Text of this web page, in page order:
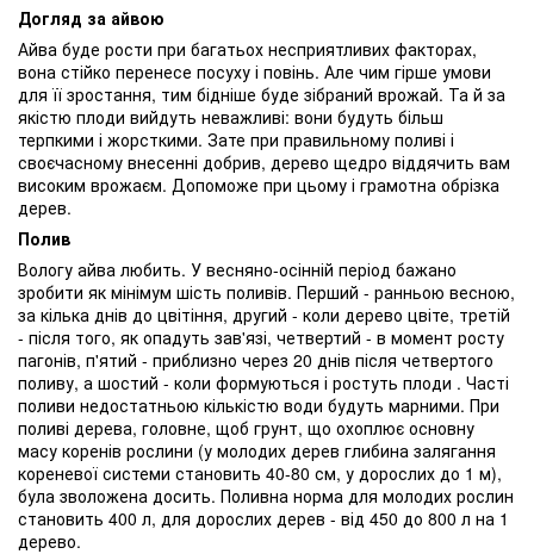
Догляд за айвою
Айва буде рости при багатьох несприятливих факторах,
вона стійко перенесе посуху і повінь. Але чим гірше умови
для її зростання, тим бідніше буде зібраний врожай. Та й за
якістю плоди вийдуть неважливі: вони будуть більш
терпкими і жорсткими. Зате при правильному поливі і
своєчасному внесенні добрив, дерево щедро віддячить вам
високим врожаєм. Допоможе при цьому і грамотна обрізка
дерев.
Полив
Вологу айва любить. У весняно-осінній період бажано
зробити як мінімум шість поливів. Перший - ранньою весною,
за кілька днів до цвітіння, другий - коли дерево цвіте, третій
- після того, як опадуть зав'язі, четвертий - в момент росту
пагонів, п'ятий - приблизно через 20 днів після четвертого
поливу, а шостий - коли формуються і ростуть плоди . Часті
поливи недостатньою кількістю води будуть марними. При
поливі дерева, головне, щоб грунт, що охоплює основну
масу коренів рослини (у молодих дерев глибина залягання
кореневої системи становить 40-80 см, у дорослих до 1 м),
була зволожена досить. Поливна норма для молодих рослин
становить 400 л, для дорослих дерев - від 450 до 800 л на 1
дерево.